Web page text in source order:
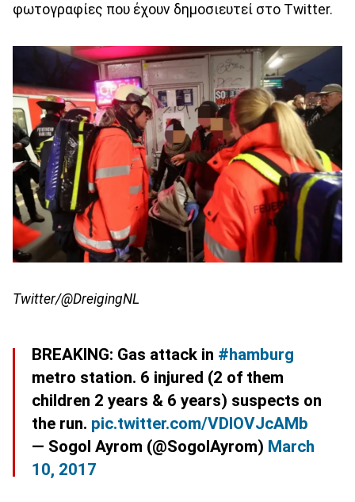
φωτογραφίες που έχουν δημοσιευτεί στο Twitter.
Twitter/@DreigingNL
BREAKING: Gas attack in #hamburg
metro station. 6 injured (2 of them
children 2 years & 6 years) suspects on
the run. pic.twitter.com/VDIOVJcAMb
— Sogol Ayrom (@SogolAyrom) March
10, 2017